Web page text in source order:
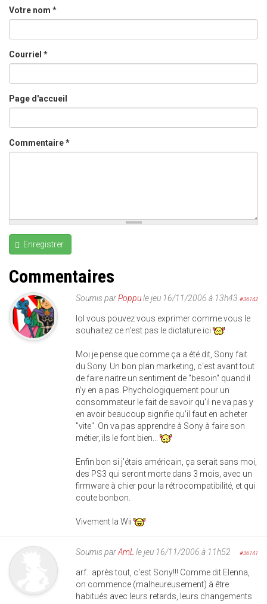
Votre nom *
Courriel *
Page d'accueil
Commentaire*
Enregistrer
Commentaires
Soumis parPoppule jeu 16/11/2006 à 13h43 #36142
lol vous pouvez vous exprimer comme vous le
souhaitez ce n'est pas le dictature ici
Moi je pense que comme ça a été dit, Sony fait
du Sony. Un bon plan marketing, c'est avant tout
de faire naitre un sentiment de "besoin" quand il
n'y en a pas. Phychologiquement pour un
consommateur le fait de savoir qu'il ne va pas y
en avoir beaucoup signifie qu'il faut en acheter
"vite". On va pas apprendre à Sony à faire son
métier, ils le font bien...
Enfin bon si j'étais américain, ça serait sans moi,
des PS3 qui seront morte dans 3 mois, avec un
firmware à chier pour la rétrocompatibilité, et qui
coute bonbon.
Vivement la Wii
Soumis parAmL le jeu 16/11/2006 à 11h52 #36141
arf.. après tout, c'est Sony!!! Comme dit Elenna,
on commence (malheureusement) à être
habitués avec leurs retards, leurs changements